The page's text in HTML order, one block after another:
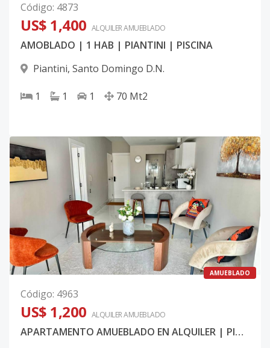
Código: 4873
US$ 1,400 ALQUILERAMUEBLADO
AMOBLADO | 1 HAB | PIANTINI | PISCINA
Piantini, Santo Domingo D.N.
1 1 1 70 Mt2
AMUEBLADO
Código: 4963
US$ 1,200 ALQUILERAMUEBLADO
APARTAMENTO AMUEBLADO EN ALQUILER | PIANTINI